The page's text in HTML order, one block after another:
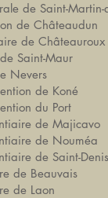
de Saint-Martin-
de Châteaudun
de Châteauroux
Saint-Maur
Nevers
de Koné
du Port
de Majicavo
de Nouméa
de Saint-Denis
de Beauvais
de Laon